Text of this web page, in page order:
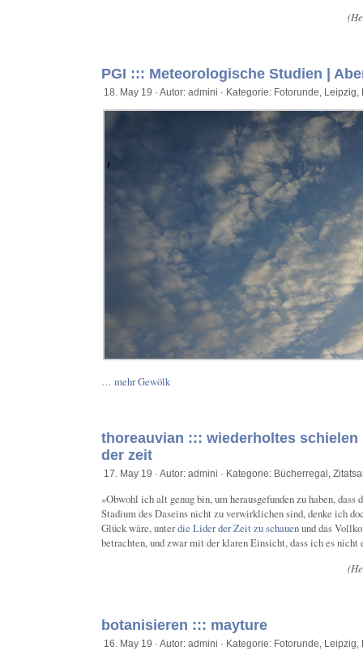
PGI ::: Meteorologische Studien |
18. May 19 · Autor: admini · Kategorie: Fotorunde Leipzig
… mehr Gewölk
thoreauvian ::: wiederholtes schielen
der zeit
17. May 19 · Autor: admini · Kategorie: Bücherregal
»Obwohl ich alt genug bin, um herausgefunden zu haben, dass
Stadium des Daseins nicht zu verwirklichen sind, denke ich
Glück wäre, unterdie Lider der Zeit zu schauenund das
betrachten, und zwar mit der klaren Einsicht, dass ich es nicht
botanisieren ::: mayture
16. May 19 · Autor: admini · Kategorie: Fotorunde Leipzig